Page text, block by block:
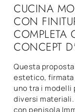
CUCINA
CON
COMPLETA
CONCEPT
Questa
estetico,
uno tra i modelli
diversi
con penisola